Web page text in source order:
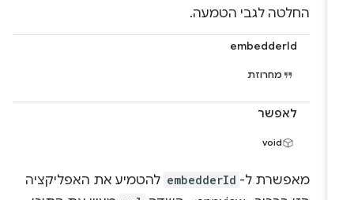
החלטה לגבי הטמעה.
embedderId
מחרוזת
לאפשר
void
מאפשרת ל- embedderId להטמיע את האפליקציה